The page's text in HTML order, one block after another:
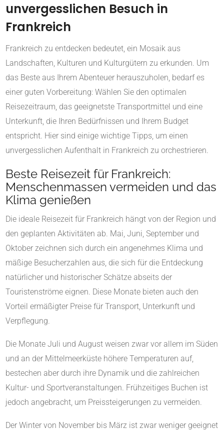
unvergesslichen Besuch in
Frankreich
Frankreich zu entdecken bedeutet, ein Mosaik aus
Landschaften, Kulturen und Kulturgütern zu erkunden. Um
das Beste aus Ihrem Abenteuer herauszuholen, bedarf es
einer guten Vorbereitung: Wählen Sie den optimalen
Reisezeitraum, das geeignetste Transportmittel und eine
Unterkunft, die Ihren Bedürfnissen und Ihrem Budget
entspricht. Hier sind einige wichtige Tipps, um einen
unvergesslichen Aufenthalt in Frankreich zu orchestrieren.
Beste Reisezeit für Frankreich:
Menschenmassen vermeiden und das
Klima genießen
Die ideale Reisezeit für Frankreich hängt von der Region und
den geplanten Aktivitäten ab. Mai, Juni, September und
Oktober zeichnen sich durch ein angenehmes Klima und
mäßige Besucherzahlen aus, die sich für die Entdeckung
natürlicher und historischer Schätze abseits der
Touristenströme eignen. Diese Monate bieten auch den
Vorteil ermäßigter Preise für Transport, Unterkunft und
Verpflegung.
Die Monate Juli und August weisen zwar vor allem im Süden
und an der Mittelmeerküste höhere Temperaturen auf,
bestechen aber durch ihre Dynamik und die zahlreichen
Kultur- und Sportveranstaltungen. Frühzeitiges Buchen ist
jedoch angebracht, um Preissteigerungen zu vermeiden.
Der Winter von November bis März ist zwar weniger geeignet